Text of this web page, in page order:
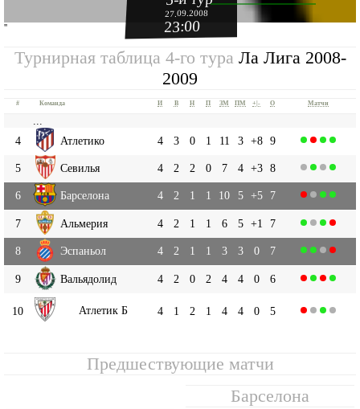
27.09.2008
23:00
''
Турнирная таблица 4-го тура Ла Лига 2008-
2009
# Команда И В Н П ЗМ ПМ +|- О Матчи
4
Атлетико 4 3 0 1 11 3 +8 9
5 Севилья 4 2 2 0 7 4 +3 8
6 Барселона 4 2 1 1 10 5 +5 7
7 Альмерия 4 2 1 1 6 5 +1 7
8 Эспаньол 4 2 1 1 3 3 0 7
9 Вальядолид 4 2 0 2 4 4 0 6
10 Атлетик Б 4 1 2 1 4 4 0 5
Предшествующие матчи
Барселона